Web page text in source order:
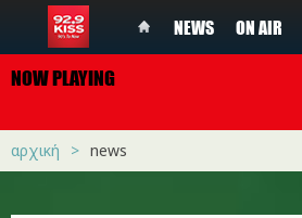
NEWS ON AIR
NOW PLAYING
αρχική news